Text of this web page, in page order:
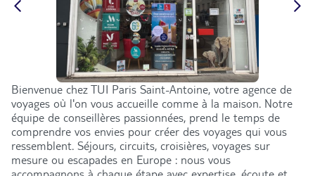
Bienvenue chez TUI Paris Saint-Antoine, votre agence de
voyages où l'on vous accueille comme à la maison. Notre
équipe de conseillères passionnées, prend le temps de
comprendre vos envies pour créer des voyages qui vous
ressemblent. Séjours, circuits, croisières, voyages sur
mesure ou escapades en Europe : nous vous